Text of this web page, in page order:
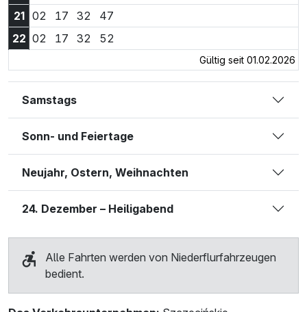
21 02 21:02 Uhr
17 21:17 Uhr
32 21:32 Uhr
47
22 02 22:02 Uhr
17 22:17 Uhr
32 22:32 Uhr
52
Gültig seit 01.02.2026
Samstags
Sonn- und Feiertage
Neujahr, Ostern, Weihnachten
24. Dezember – Heiligabend
Alle Fahrten werden von Niederflurfahrzeugen
bedient.